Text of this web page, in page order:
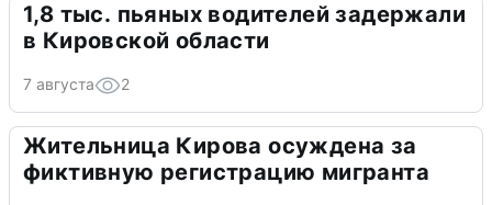
1,8 тыс. пьяных водителей задержали
в Кировской области
7 августа 2
Жительница Кирова осуждена за
фиктивную регистрацию мигранта